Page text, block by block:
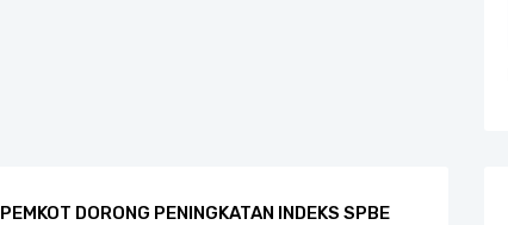
PEMKOT DORONG PENINGKATAN INDEKS SPBE